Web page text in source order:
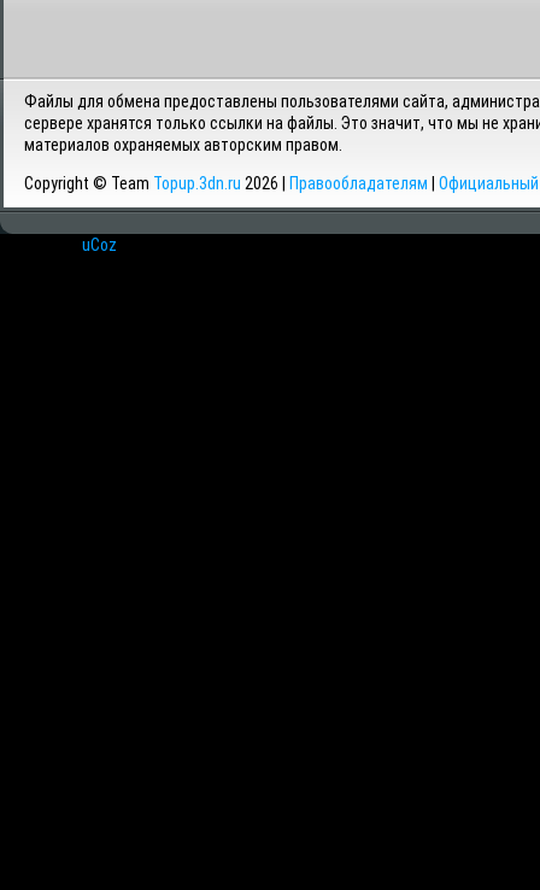
Файлы для обмена предоставлены пользователями сайта,
сервере хранятся только ссылки на файлы. Это значит, что мы не
материалов охраняемых авторским правом.
Copyright © Team Topup.3dn.ru 2026 | Правообладателям Официальный
uCoz